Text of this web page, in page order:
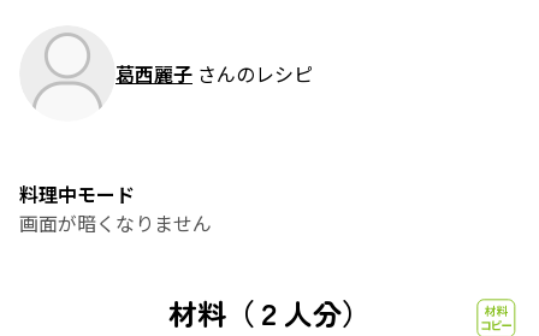
葛西麗子 さんのレシピ
料理中モード
画面が暗くなりません
材料（２人分）